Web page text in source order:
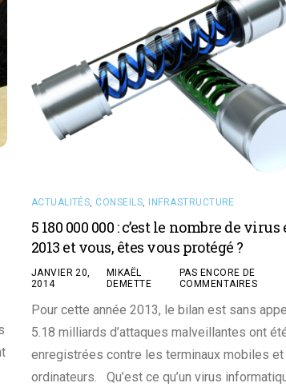
ACTUALITÉS, CONSEILS, INFRASTRUCTURE
5 180 000 000 : c’est le nombre de virus
2013 et vous, êtes vous protégé ?
JANVIER 20,
2014
MIKAËL
DEMETTE
PAS ENCORE DE
COMMENTAIRES
Pour cette année 2013, le bilan est sans
5.18 milliards d’attaques malveillantes ont
enregistrées contre les terminaux mobiles
ordinateurs. Qu’est ce qu’un virus